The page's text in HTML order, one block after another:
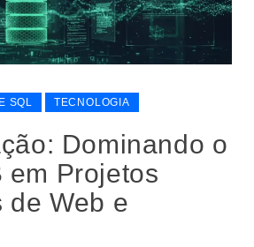
SQL TECNOLOGIA
Dominando o
em Projetos
de Web e